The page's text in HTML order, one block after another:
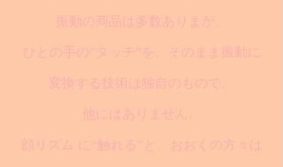
振動の商品は多数ありまが、
ひとの手の”タッチ”を、そのまま振動に
変換する技術は独自のもので、
他にはありません。
顔リズム に“触れる”と、おおくの方々は